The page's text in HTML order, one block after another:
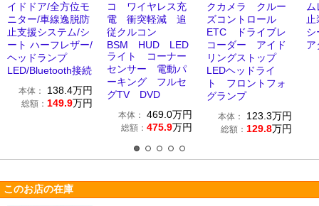
イドドア/全方位モ
ニター/車線逸脱防
止支援システム/シ
ート ハーフレザー/
ヘッドランプ
LED/Bluetooth接続
本体： 138.4万円
総額： 149.9万円
コ ワイヤレス充
電 衝突軽減 追
従クルコン
BSM HUD LED
ライト コーナー
センサー 電動パ
ーキング フルセ
グTV DVD
本体： 469.0万円
総額： 475.9万円
クカメラ クルー
ズコントロール
ETC ドライブレ
コーダー アイド
リングストップ
LEDヘッドライ
ト フロントフォ
グランプ
本体： 123.3万円
総額： 129.8万円
このお店の在庫